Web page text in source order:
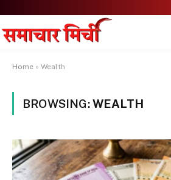
Home » Wealth
BROWSING:WEALTH